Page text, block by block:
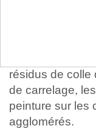
résidus de colle
de carrelage,
peinture sur les
agglomérés.